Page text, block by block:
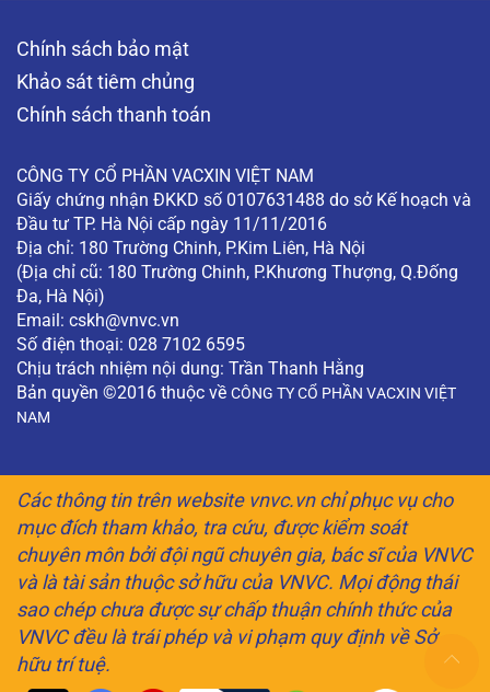
Chính sách bảo mật
Khảo sát tiêm chủng
Chính sách thanh toán
CÔNG TY CỔ PHẦN VACXIN VIỆT NAM
Giấy chứng nhận ĐKKD số 0107631488 do sở Kế hoạch và
Đầu tư TP. Hà Nội cấp ngày 11/11/2016
Địa chỉ: 180 Trường Chinh, P.Kim Liên, Hà Nội
(Địa chỉ cũ: 180 Trường Chinh, P.Khương Thượng, Q.Đống
Đa, Hà Nội)
Email: cskh@vnvc.vn
Số điện thoại: 028 7102 6595
Chịu trách nhiệm nội dung: Trần Thanh Hằng
Bản quyền ©2016 thuộc về CÔNG TY CỔ PHẦN VACXIN VIỆT
NAM
Các thông tin trên website vnvc.vn chỉ phục vụ cho
mục đích tham khảo, tra cứu, được kiểm soát
chuyên môn bởi đội ngũ chuyên gia, bác sĩ của VNVC
và là tài sản thuộc sở hữu của VNVC. Mọi động thái
sao chép chưa được sự chấp thuận chính thức của
VNVC đều là trái phép và vi phạm quy định về Sở
hữu trí tuệ.